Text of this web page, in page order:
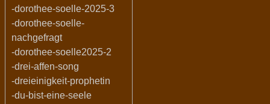
-dorothee-soelle-2025-3
-dorothee-soelle-
nachgefragt
-dorothee-soelle2025-2
-drei-affen-song
-dreieinigkeit-prophetin
-du-bist-eine-seele